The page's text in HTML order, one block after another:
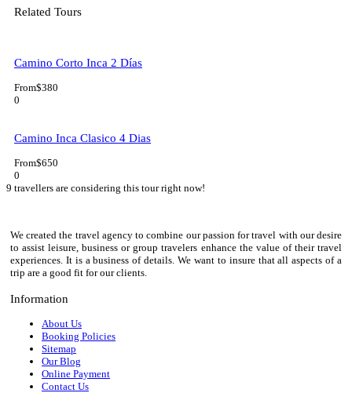
Related Tours
Camino Corto Inca 2 Días
From$380
0
Camino Inca Clasico 4 Dias
From$650
0
9 travellers are considering this tour right now!
We created the travel agency to combine our passion for travel with our desire
to assist leisure, business or group travelers enhance the value of their travel
experiences. It is a business of details. We want to insure that all aspects of a
trip are a good fit for our clients.
Information
About Us
Booking Policies
Sitemap
Our Blog
Online Payment
Contact Us